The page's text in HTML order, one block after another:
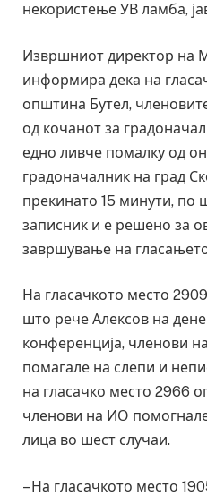
некористење УВ ламба,
Извршниот директор на
информира дека на
општина Бутел,
од кочанот за
едно ливче помалку од
градоначалник на град
прекинато 15 минути, по
записник и е решено за
завршување на
На гласачкото место
што рече Алексов на
конференција, членови
помагале на слепи и
на гласачко место 2966
членови на ИО
лица во шест случаи.
– На гласачкото место